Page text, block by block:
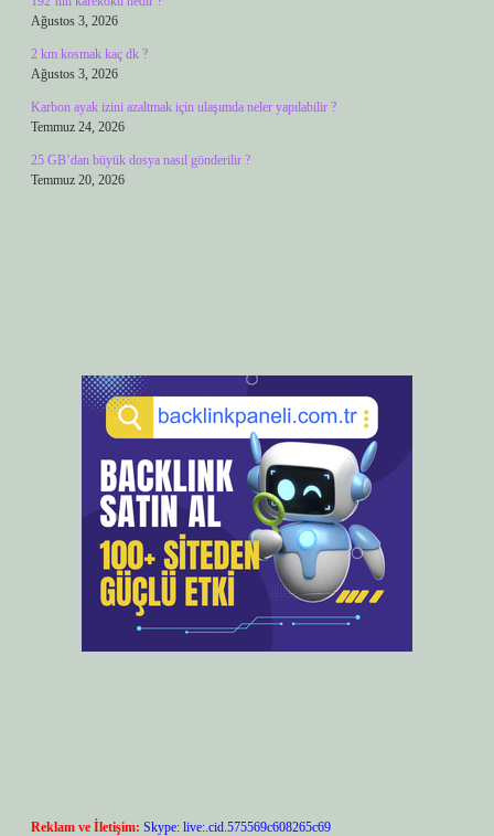
Ağustos 3, 2026
2 km kosmak kaç dk ?
Ağustos 3, 2026
Karbon ayak izini azaltmak için ulaşımda neler yapılabilir ?
Temmuz 24, 2026
25 GB’dan büyük dosya nasıl gönderilir ?
Temmuz 20, 2026
Reklam ve İletişim: Skype: live:.cid.575569c608265c69